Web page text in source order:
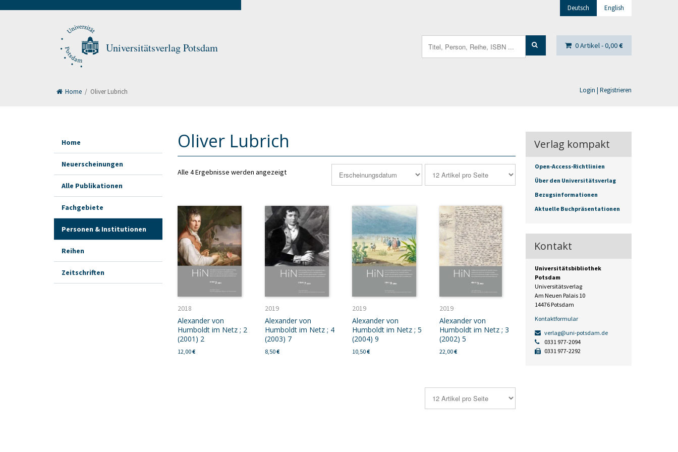
Universitätsverlag Potsdam
Deutsch English
0 Artikel -0,00€
Login | Registrieren
for:
Home / Oliver Lubrich
Oliver Lubrich
Alle 4 Ergebnisse werden angezeigt
2018
Alexander von
Humboldt im Netz ; 2
(2001) 2
12,00€
2019
Alexander von
Humboldt im Netz ; 4
(2003) 7
8,50€
2019
Alexander von
Humboldt im Netz ; 5
(2004) 9
10,50€
2019
Alexander von
Humboldt im Netz ; 3
(2002) 5
22,00€
Home
Neuerscheinungen
Alle Publikationen
Fachgebiete
Personen & Institutionen
Reihen
Zeitschriften
Verlag kompakt
Open-Access-Richtlinien
Über den Universitätsverlag
Bezugsinformationen
Aktuelle Buchpräsentationen
Kontakt
Universitätsbibliothek
Potsdam
Universitätsverlag
Am Neuen Palais 10
14476 Potsdam
Kontaktformular
verlag@uni-potsdam.de
0331 977-2094
0331 977-2292